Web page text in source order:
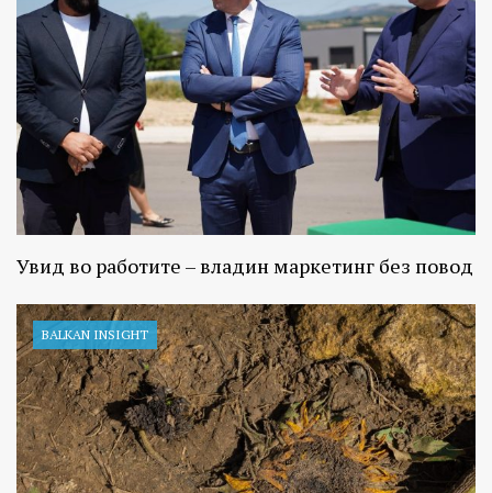
Увид во работите – владин маркетинг без повод
BALKAN INSIGHT